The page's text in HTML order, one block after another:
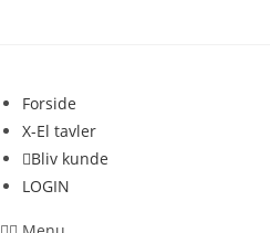
Forside
X-El tavler
Bliv kunde
LOGIN